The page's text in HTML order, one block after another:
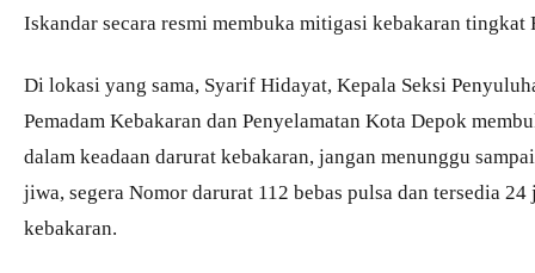
Iskandar secara resmi membuka mitigasi kebakaran tingkat
Di lokasi yang sama, Syarif Hidayat, Kepala Seksi
Pemadam Kebakaran dan Penyelamatan Kota Depok
dalam keadaan darurat kebakaran, jangan menunggu
jiwa, segera Nomor darurat 112 bebas pulsa dan tersedia
kebakaran.